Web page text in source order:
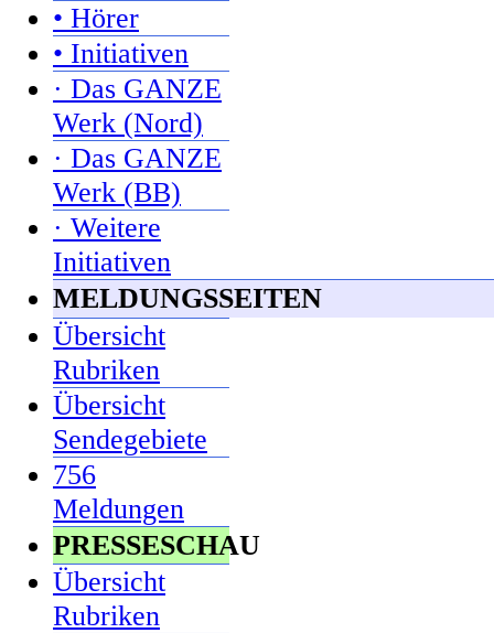
• Hörer
• Initiativen
· Das GANZE
Werk (Nord)
· Das GANZE
Werk (BB)
· Weitere
Initiativen
MELDUNGSSEITEN
Übersicht
Rubriken
Übersicht
Sendegebiete
756
Meldungen
PRESSESCHAU
Übersicht
Rubriken